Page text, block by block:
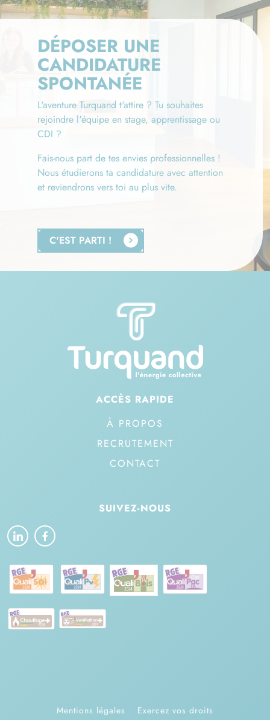
DÉPOSER UNE
CANDIDATURE
SPONTANÉE
L'aventure Turquand t'attire ? Tu souhaites
rejoindre l'équipe en stage, apprentissage ou
CDI ?
Fais-nous part de tes envies professionnelles !
Nous étudierons ta candidature avec attention
et reviendrons vers toi au plus vite.
C'EST PARTI !
ACCÈS RAPIDE
À PROPOS
RECRUTEMENT
CONTACT
SUIVEZ-NOUS
Mentions légales
Exercez vos droits